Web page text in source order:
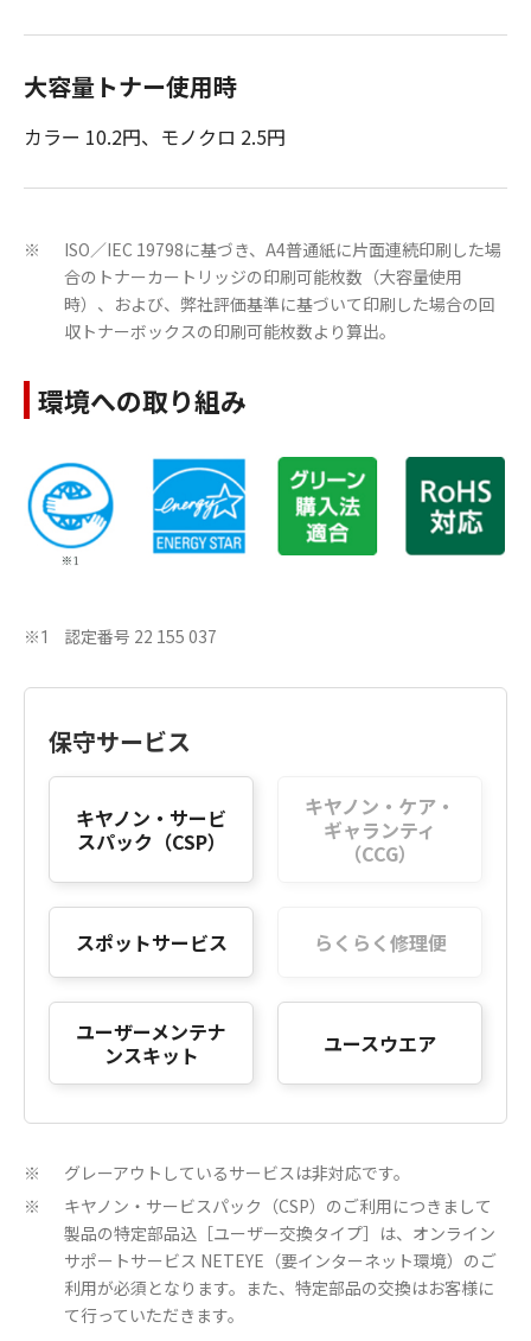
大容量トナー使用時
カラー 10.2円、モノクロ 2.5円
※
ISO／IEC 19798に基づき、A4普通紙に片面連続印刷した場
合のトナーカートリッジの印刷可能枚数（大容量使用
時）、および、弊社評価基準に基づいて印刷した場合の回
収トナーボックスの印刷可能枚数より算出。
環境への取り組み
※1 認定番号 22 155 037
保守サービス
キヤノン・サービ
スパック（CSP）
キヤノン・ケア・
ギャランティ
（CCG）
スポットサービス らくらく修理便
ユーザーメンテナ
ンスキット
ユースウエア
※ グレーアウトしているサービスは非対応です。
※
キヤノン・サービスパック（CSP）のご利用につきまして
製品の特定部品込［ユーザー交換タイプ］は、オンライン
サポートサービス NETEYE（要インターネット環境）のご
利用が必須となります。また、特定部品の交換はお客様に
て行っていただきます。